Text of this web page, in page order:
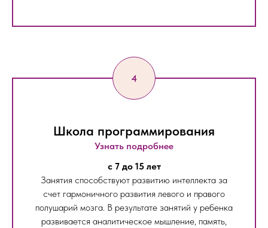
Школа программирования
Узнать подробнее
c 7 до 15 лет
Занятия способствуют развитию интеллекта за
счет гармоничного развития левого и правого
полушарий мозга. В результате занятий у ребенка
развивается аналитическое мышление, память,